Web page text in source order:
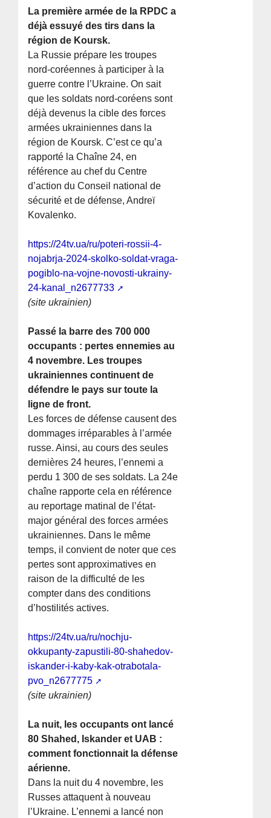
La première armée de la RPDC a
déjà essuyé des tirs dans la
région de Koursk.
La Russie prépare les troupes
nord-coréennes à participer à la
guerre contre l’Ukraine. On sait
que les soldats nord-coréens sont
déjà devenus la cible des forces
armées ukrainiennes dans la
région de Koursk. C’est ce qu’a
rapporté la Chaîne 24, en
référence au chef du Centre
d’action du Conseil national de
sécurité et de défense, Andreï
Kovalenko.
https://24tv.ua/ru/poteri-rossii-4-
nojabrja-2024-skolko-soldat-vraga-
pogiblo-na-vojne-novosti-ukrainy-
24-kanal_n2677733
(site ukrainien)
Passé la barre des 700 000
occupants : pertes ennemies au
4 novembre. Les troupes
ukrainiennes continuent de
défendre le pays sur toute la
ligne de front.
Les forces de défense causent des
dommages irréparables à l’armée
russe. Ainsi, au cours des seules
dernières 24 heures, l’ennemi a
perdu 1 300 de ses soldats. La 24e
chaîne rapporte cela en référence
au reportage matinal de l’état-
major général des forces armées
ukrainiennes. Dans le même
temps, il convient de noter que ces
pertes sont approximatives en
raison de la difficulté de les
compter dans des conditions
d’hostilités actives.
https://24tv.ua/ru/nochju-
okkupanty-zapustili-80-shahedov-
iskander-i-kaby-kak-otrabotala-
pvo_n2677775
(site ukrainien)
La nuit, les occupants ont lancé
80 Shahed, Iskander et UAB :
comment fonctionnait la défense
aérienne.
Dans la nuit du 4 novembre, les
Russes attaquent à nouveau
l’Ukraine. L’ennemi a lancé non